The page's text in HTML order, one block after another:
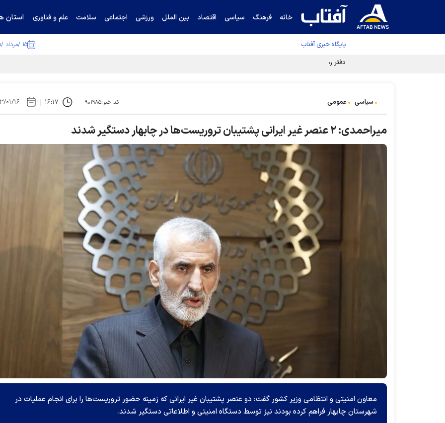
خانه فرهنگ سیاسی اقتصاد بین الملل ورزشی اجتماعی سلامت علم و فناوری استان
پایگاه خبری آفتاب ۱۵ /مرداد /۱۴۰۵
دفتر رهبر انقلاب ادعای خرازی درباره پزشکیان را تکذیب کرد
سیاسی عمومی کد خبر:۹۰۱۹۸۵ ۱۶:۱۷ ۱۴۰۳/
میراحمدی: ۲ عنصر غیر ایرانی پشتیبان تروریست‌ها در چابهار دستگیر شدند
معاون امنیتی و انتظامی وزیر کشور گفت: دو عنصر پشتیبان غیر ایرانی که زمینه حضور تروریست‌ها را برای انجام عملیات در
شهرستان چابهار فراهم کرده بودند نیز توسط دستگاه امنیتی و اطلاعاتی دستگیر شدند.